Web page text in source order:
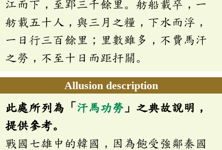
江而下，至郢三千餘里。舫船載卒，一
舫載五十人，與三月之糧，下水而浮，
一日行三百餘里；里數雖多，不費馬汗
之勞，不至十日而距扞關。
Allusion description
此處所列為「 汗馬功勞 」之典故說明，
提供參考。
戰國七雄中的韓國，因為飽受強鄰秦國